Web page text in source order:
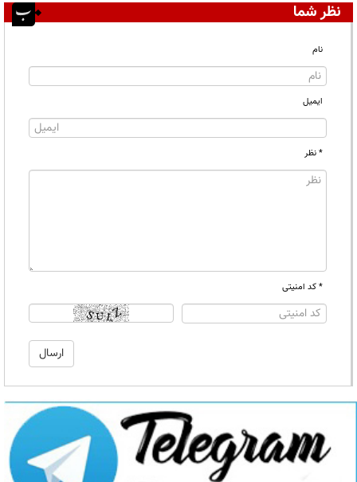
نظر شما
نام
ایمیل
* نظر
* کد امنیتی